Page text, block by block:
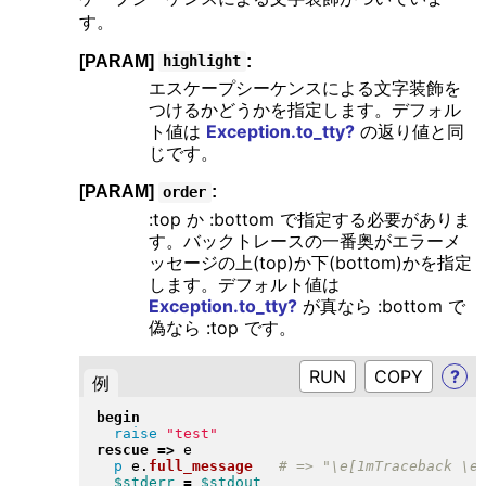
す。
[PARAM] highlight :
エスケープシーケンスによる文字装飾を
つけるかどうかを指定します。デフォル
ト値は Exception.to_tty?の返り値と同
じです。
[PARAM] order :
:top か :bottom で指定する必要がありま
す。バックトレースの一番奥がエラーメ
ッセージの上(top)か下(bottom)かを指定
します。デフォルト値は
Exception.to_tty?が真なら :bottom で
偽なら :top です。
例 RUN ?
begin
raise
"test "
rescue => e
p e . full_message
$stderr = $stdout